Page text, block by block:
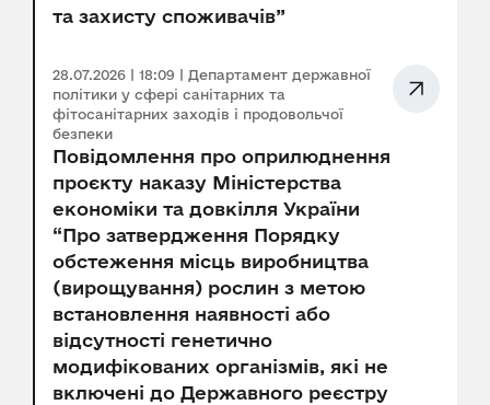
та захисту споживачів”
28.07.2026 | 18:09 | Департамент державної
політики у сфері санітарних та
фітосанітарних заходів і продовольчої
безпеки
Повідомлення про оприлюднення
проєкту наказу Міністерства
економіки та довкілля України
“Про затвердження Порядку
обстеження місць виробництва
(вирощування) рослин з метою
встановлення наявності або
відсутності генетично
модифікованих організмів, які не
включені до Державного реєстру